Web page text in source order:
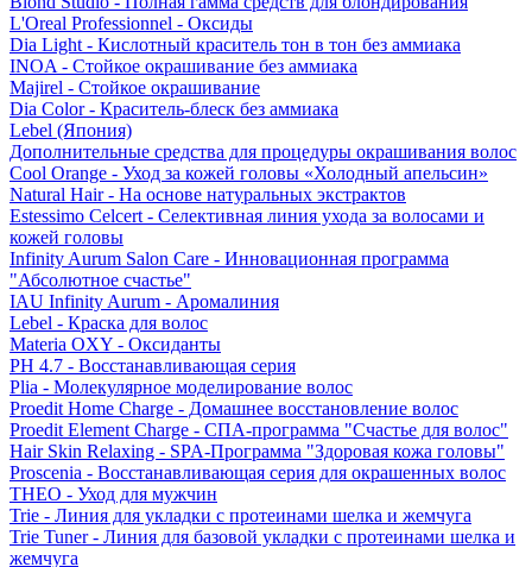
L'Oreal Professionnel - Оксиды
Dia Light - Кислотный краситель тон в тон без аммиака
INOA - Стойкое окрашивание без аммиака
Majirel - Стойкое окрашивание
Dia Color - Краситель-блеск без аммиака
Lebel (Япония)
Дополнительные средства для процедуры окрашивания волос
Cool Orange - Уход за кожей головы «Холодный апельсин»
Natural Hair - На основе натуральных экстрактов
Estessimo Celcert - Селективная линия ухода за волосами и
кожей головы
Infinity Aurum Salon Care - Инновационная программа
"Абсолютное счастье"
IAU Infinity Aurum - Аромалиния
Lebel - Краска для волос
Materia OXY - Оксиданты
PH 4.7 - Восстанавливающая серия
Plia - Молекулярное моделирование волос
Proedit Home Charge - Домашнее восстановление волос
Proedit Element Charge - СПА-программа "Счастье для волос"
Hair Skin Relaxing - SPA-Программа "Здоровая кожа головы"
Proscenia - Восстанавливающая серия для окрашенных волос
THEO - Уход для мужчин
Trie - Линия для укладки с протеинами шелка и жемчуга
Trie Tuner - Линия для базовой укладки с протеинами шелка и
жемчуга